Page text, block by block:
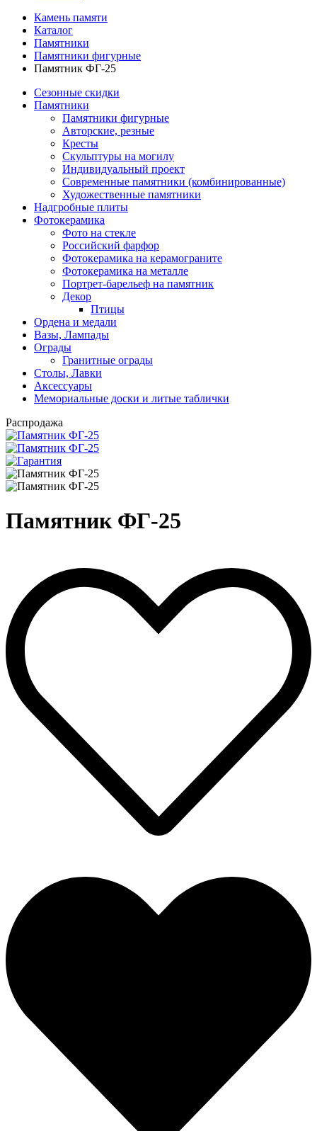
Камень памяти
Каталог
Памятники
Памятники фигурные
Памятник ФГ-25
Сезонные скидки
Памятники
Памятники фигурные
Авторские, резные
Кресты
Скульптуры на могилу
Индивидуальный проект
Современные памятники (комбинированные)
Художественные памятники
Надгробные плиты
Фотокерамика
Фото на стекле
Российский фарфор
Фотокерамика на керамограните
Фотокерамика на металле
Портрет-барельеф на памятник
Декор
Птицы
Ордена и медали
Вазы, Лампады
Ограды
Гранитные ограды
Столы, Лавки
Аксессуары
Мемориальные доски и литые таблички
Распродажа
Памятник ФГ-25